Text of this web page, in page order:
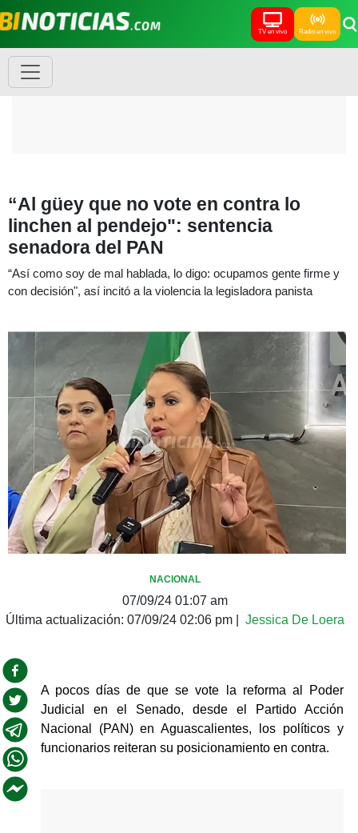
TV en vivo Radio en vivo
“Al güey que no vote en contra lo
linchen al pendejo": sentencia
senadora del PAN
“Así como soy de mal hablada, lo digo: ocupamos gente firme y
con decisión", así incitó a la violencia la legisladora panista
NACIONAL
07/09/24 01:07 am
Última actualización: 07/09/24 02:06 pm Jessica De Loera
A pocos días de que se vote la reforma al Poder
Judicial en el Senado, desde el Partido Acción
Nacional (PAN) en Aguascalientes, los políticos y
funcionarios reiteran su posicionamiento en contra.